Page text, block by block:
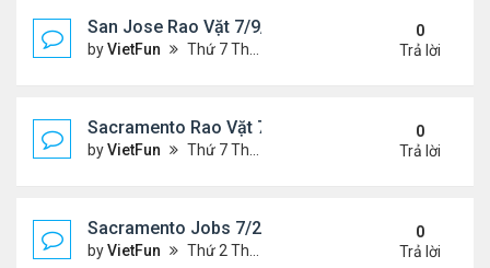
San Jose Rao Vặt 7/9/21- 7/16/21
byVietFun Thứ 7 Tháng 7 10, 2021 9:58 am
0
Trả lời
Sacramento Rao Vặt 7/9/21- 7/16/21
byVietFun Thứ 7 Tháng 7 10, 2021 9:47 am
0
Trả lời
Sacramento Jobs 7/2/21- 7/9/21
byVietFun Thứ 2 Tháng 7 05, 2021 2:52 pm
0
Trả lời